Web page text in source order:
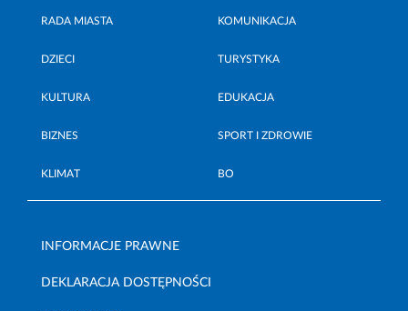
RADA MIASTA KOMUNIKACJA
DZIECI TURYSTYKA
KULTURA EDUKACJA
BIZNES SPORT I ZDROWIE
KLIMAT BO
INFORMACJE PRAWNE
DEKLARACJA DOSTĘPNOŚCI